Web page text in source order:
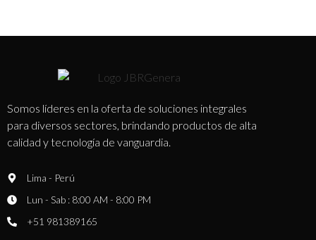
Somos líderes en la oferta de soluciones integrales
para diversos sectores, brindando productos de alta
calidad y tecnología de vanguardia.
Lima - Perú
Lun - Sab : 8:00 AM - 8:00 PM
+51 981389165​